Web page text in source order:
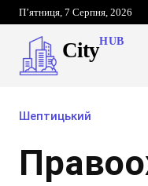
П’ятниця, 7 Серпня, 2026
CityHUB
Шептицький